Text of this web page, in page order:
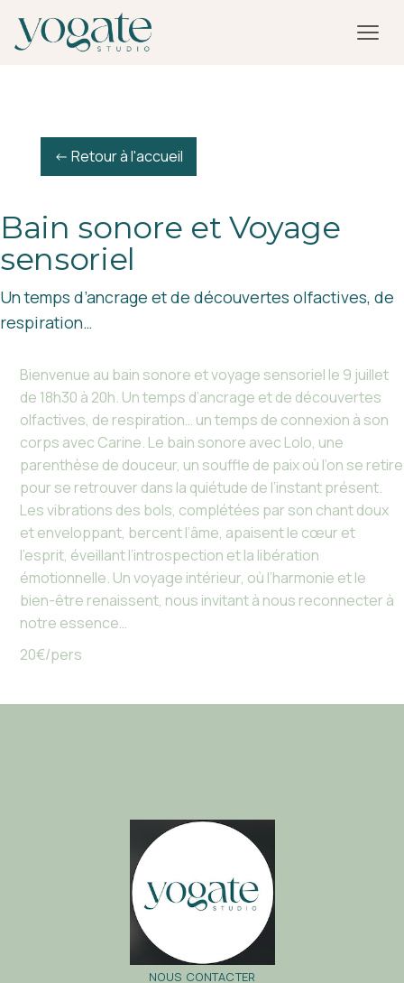
<- Retour à l'accueil
Bain sonore et Voyage
sensoriel
Un temps d’ancrage et de découvertes olfactives, de
respiration…
Bienvenue au bain sonore et voyage sensoriel le 9 juillet
de 18h30 à 20h. Un temps d’ancrage et de découvertes
olfactives, de respiration… un temps de connexion à son
corps avec Carine. Le bain sonore avec Lolo, une
parenthèse de douceur, un souffle de paix où l’on se retire
pour se retrouver dans la quiétude de l’instant présent.
Les vibrations des bols, complétées par son chant doux
et enveloppant, bercent l’âme, apaisent le cœur et
l’esprit, éveillant l’introspection et la libération
émotionnelle. Un voyage intérieur, où l’harmonie et le
bien-être renaissent, nous invitant à nous reconnecter à
notre essence…
20€/pers
NOUS CONTACTER